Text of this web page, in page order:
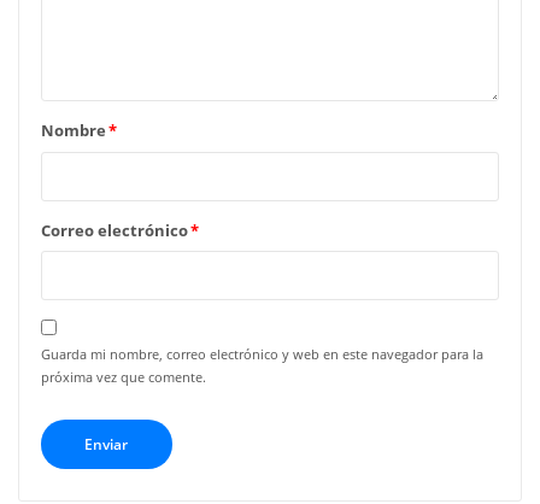
Nombre*
Correo electrónico*
Guarda mi nombre, correo electrónico y web en este navegador para la
próxima vez que comente.